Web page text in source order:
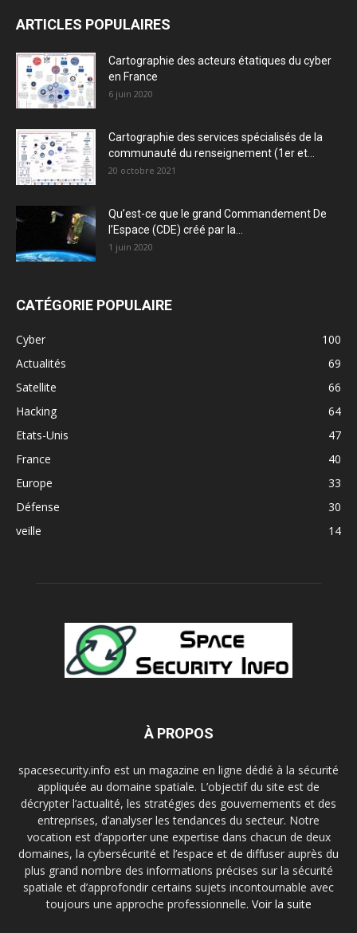
ARTICLES POPULAIRES
Cartographie des acteurs étatiques du cyber
en France
6 juin 2020
Cartographie des services spécialisés de la
communauté du renseignement (1er et...
20 octobre 2021
Qu’est-ce que le grand Commandement De
l’Espace (CDE) créé par la...
1 juin 2020
CATÉGORIE POPULAIRE
Cyber
100
Actualités
69
Satellite
66
Hacking
64
Etats-Unis
47
France
40
Europe
33
Défense
30
veille
14
À PROPOS
spacesecurity.info est un magazine en ligne dédié à la sécurité
appliquée au domaine spatiale. L’objectif du site est de
décrypter l’actualité, les stratégies des gouvernements et des
entreprises, d’analyser les tendances du secteur. Notre
vocation est d’apporter une expertise dans chacun de deux
domaines, la cybersécurité et l’espace et de diffuser auprès du
plus grand nombre des informations précises sur la sécurité
spatiale et d’approfondir certains sujets incontournable avec
toujours une approche professionnelle. Voir la suite